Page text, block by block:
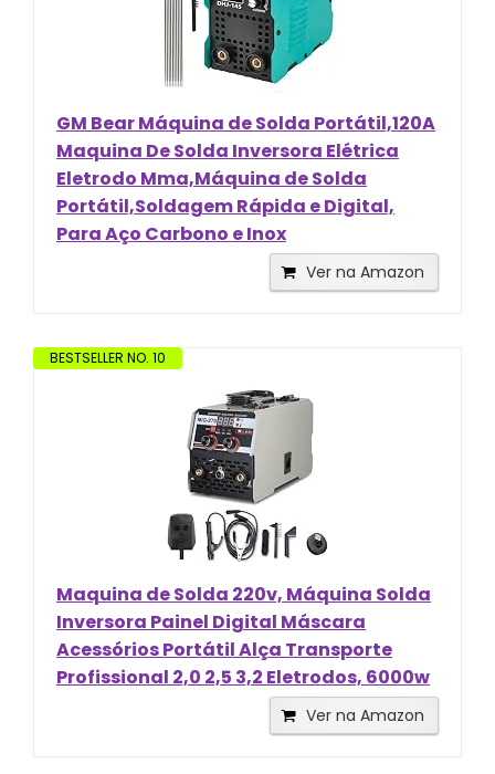
GM Bear Máquina de Solda Portátil,120A
Maquina De Solda Inversora Elétrica
Eletrodo Mma,Máquina de Solda
Portátil,Soldagem Rápida e Digital,
Para Aço Carbono e Inox
Ver na Amazon
BESTSELLER NO. 10
Maquina de Solda 220v, Máquina Solda
Inversora Painel Digital Máscara
Acessórios Portátil Alça Transporte
Profissional 2,0 2,5 3,2 Eletrodos, 6000w
Ver na Amazon